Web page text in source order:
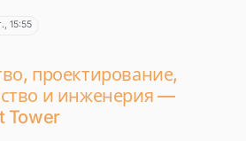
15:55
проектирование,
и инженерия —
Tower